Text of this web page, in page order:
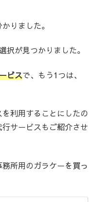
りました。
が見つかりました。
ビスで、もう1つは、
利用することにしたの
サービスもご紹介させ
所用のガラケーを買っ